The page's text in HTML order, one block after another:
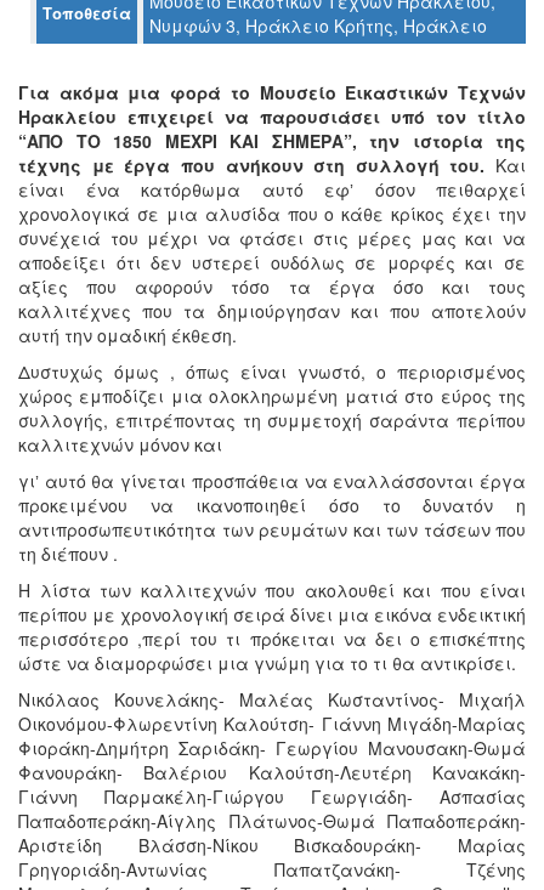
ΜΑΣ
ΔΗΜΟΣ
ΠΟΛΙΤΙΣΜΟΣ
ΑΝΘΕΚΤΙΚΗ
ΠΟΛΗ
Τοποθεσία
Νυμφών 3, Ηράκλειο Κρήτης, Ηράκλειο
Για ακόμα μια φορά το Μουσείο Εικαστικών Τεχνών
Ηρακλείου επιχειρεί να παρουσιάσει υπό τον τίτλο
“ΑΠΟ ΤΟ 1850 ΜΕΧΡΙ ΚΑΙ ΣΗΜΕΡΑ”, την ιστορία της
τέχνης με έργα που ανήκουν στη συλλογή του. Και
είναι ένα κατόρθωμα αυτό εφʼ όσον πειθαρχεί
χρονολογικά σε μια αλυσίδα που ο κάθε κρίκος έχει την
συνέχειά του μέχρι να φτάσει στις μέρες μας και να
αποδείξει ότι δεν υστερεί ουδόλως σε μορφές και σε
αξίες που αφορούν τόσο τα έργα όσο και τους
καλλιτέχνες που τα δημιούργησαν και που αποτελούν
αυτή την ομαδική έκθεση.
Δυστυχώς όμως , όπως είναι γνωστό, ο περιορισμένος
χώρος εμποδίζει μια ολοκληρωμένη ματιά στο εύρος της
συλλογής, επιτρέποντας τη συμμετοχή σαράντα περίπου
καλλιτεχνών μόνον και
γιʼ αυτό θα γίνεται προσπάθεια να εναλλάσσονται έργα
προκειμένου να ικανοποιηθεί όσο το δυνατόν η
αντιπροσωπευτικότητα των ρευμάτων και των τάσεων που
τη διέπουν .
Η λίστα των καλλιτεχνών που ακολουθεί και που είναι
περίπου με χρονολογική σειρά δίνει μια εικόνα ενδεικτική
περισσότερο ,περί του τι πρόκειται να δει ο επισκέπτης
ώστε να διαμορφώσει μια γνώμη για το τι θα αντικρίσει.
Νικόλαος Κουνελάκης- Μαλέας Κωσταντίνος- Μιχαήλ
Οικονόμου-Φλωρεντίνη Καλούτση- Γιάννη Μιγάδη-Μαρίας
Φιοράκη-Δημήτρη Σαριδάκη- Γεωργίου Μανουσακη-Θωμά
Φανουράκη- Βαλέριου Καλούτση-Λευτέρη Κανακάκη-
Γιάννη Παρμακέλη-Γιώργου Γεωργιάδη- Ασπασίας
Παπαδοπεράκη-Αίγλης Πλάτωνος-Θωμά Παπαδοπεράκη-
Αριστείδη Βλάσση-Νίκου Βισκαδουράκη- Μαρίας
Γρηγοριάδη-Αντωνίας Παπατζανάκη- Τζένης